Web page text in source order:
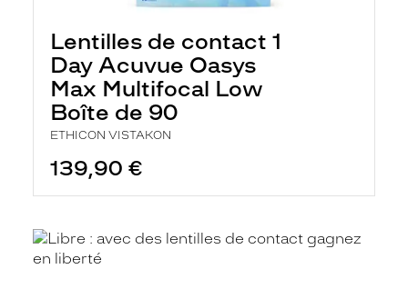
Lentilles de contact 1
Day Acuvue Oasys
Max Multifocal Low
Boîte de 90
ETHICON VISTAKON
139,90 €